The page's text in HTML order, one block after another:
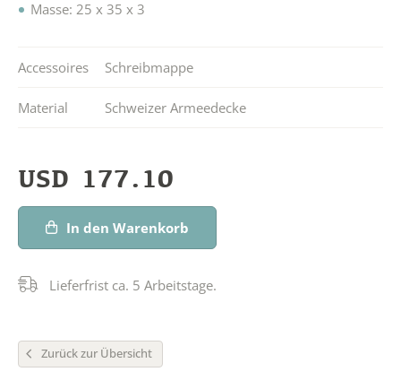
Masse: 25 x 35 x 3
Accessoires Schreibmappe
Material Schweizer Armeedecke
USD 177.10
In den Warenkorb
Lieferfrist ca. 5 Arbeitstage.
Zurück zur Übersicht